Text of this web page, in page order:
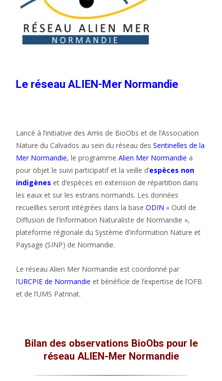
Le réseau ALIEN-Mer Normandie
Lancé à l’initiative des Amis de BioObs et de l’Association
Nature du Calvados au sein du réseau des Sentinelles de la
Mer Normandie, le programme Alien Mer Normandie a
pour objet le suivi participatif et la veille d’espèces non
indigènes et d’espèces en extension de répartition dans
les eaux et sur les estrans normands. Les données
recueillies seront intégrées dans la base ODIN « Outil de
Diffusion de l’Information Naturaliste de Normandie »,
plateforme régionale du Système d’Information Nature et
Paysage (SINP) de Normandie.
Le réseau Alien Mer Normandie est coordonné par
l’URCPIE de Normandie et bénéficie de l’expertise de l’OFB
et de l’UMS Patrinat.
Bilan des observations BioObs pour le
réseau ALIEN-Mer Normandie